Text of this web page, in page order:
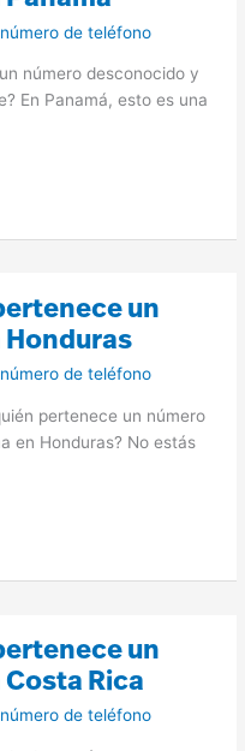
de teléfono
número desconocido y
En Panamá, esto es una
un
Honduras
de teléfono
pertenece un número
en Honduras? No estás
un
Rica
de teléfono